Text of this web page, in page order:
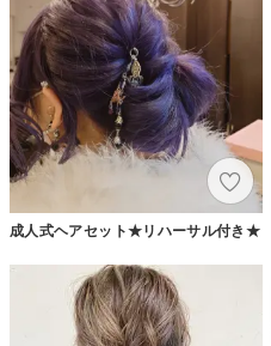
成人式ヘアセット★リハーサル付き★